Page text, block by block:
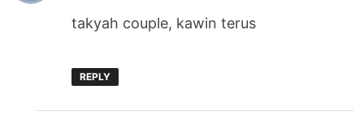
takyah couple, kawin terus
REPLY